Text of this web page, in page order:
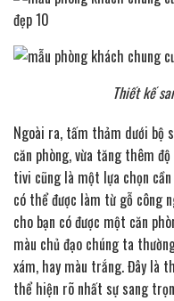
Thiết kế
Ngoài ra, tấm thảm dưới bộ
căn phòng, vừa tăng thêm
tivi cũng là một lựa chọn
có thể được làm từ gỗ công
cho bạn có được một căn
màu chủ đạo chúng ta
xám, hay màu trắng. Đây là
thể hiện rõ nhất sự sang